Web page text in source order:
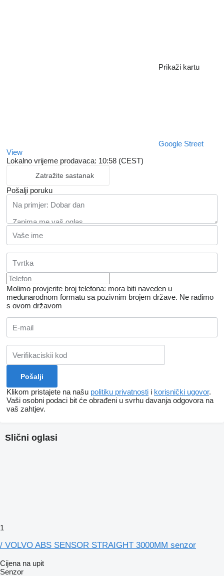
Prikaži kartu
Google Street
View
Lokalno vrijeme prodavaca: 10:58 (CEST)
Zatražite sastanak
Pošalji poruku
Molimo provjerite broj telefona: mora biti naveden u
međunarodnom formatu sa pozivnim brojem države. Ne radimo
s ovom državom
Klikom pristajete na našu politiku privatnosti i korisnički ugovor.
Vaši osobni podaci bit će obrađeni u svrhu davanja odgovora na
vaš zahtjev.
Slični oglasi
1
/ VOLVO ABS SENSOR STRAIGHT 3000MM senzor
Cijena na upit
Senzor